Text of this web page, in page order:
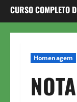
CURSO COMPLETO
Homenagem